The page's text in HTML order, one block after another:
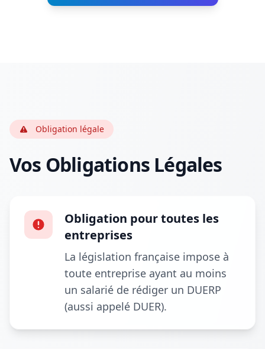
Obligation légale
Vos Obligations Légales
Obligation pour toutes les
entreprises
La législation française impose à
toute entreprise ayant au moins
un salarié de rédiger un DUERP
(aussi appelé DUER).